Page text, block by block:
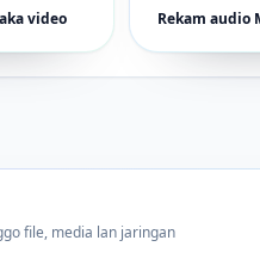
video Rekam audio
file, media lan jaringan